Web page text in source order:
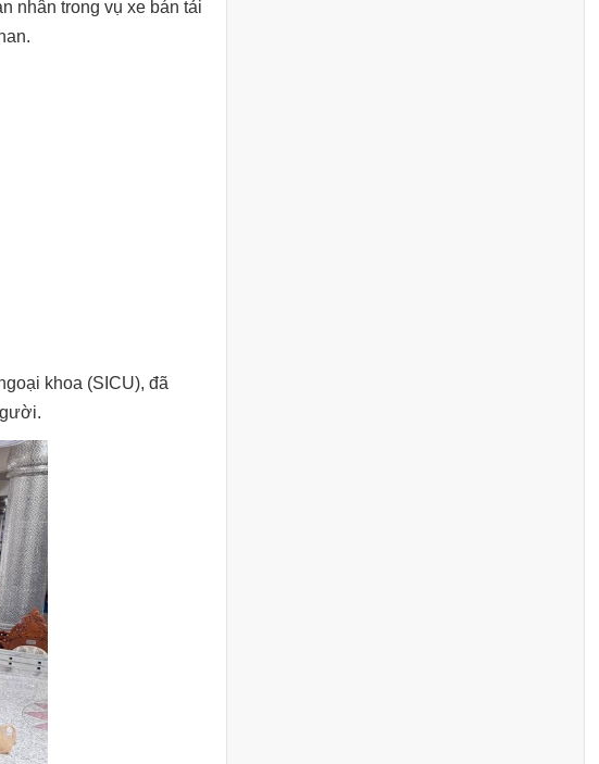
nhân trong vụ xe bán tải
khoa (SICU), đã